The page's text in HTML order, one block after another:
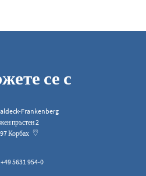
се с
Frankenberg
пръстен 2
Корбах
+49 5631 954-0